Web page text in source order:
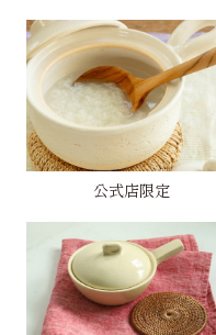
公式店限定